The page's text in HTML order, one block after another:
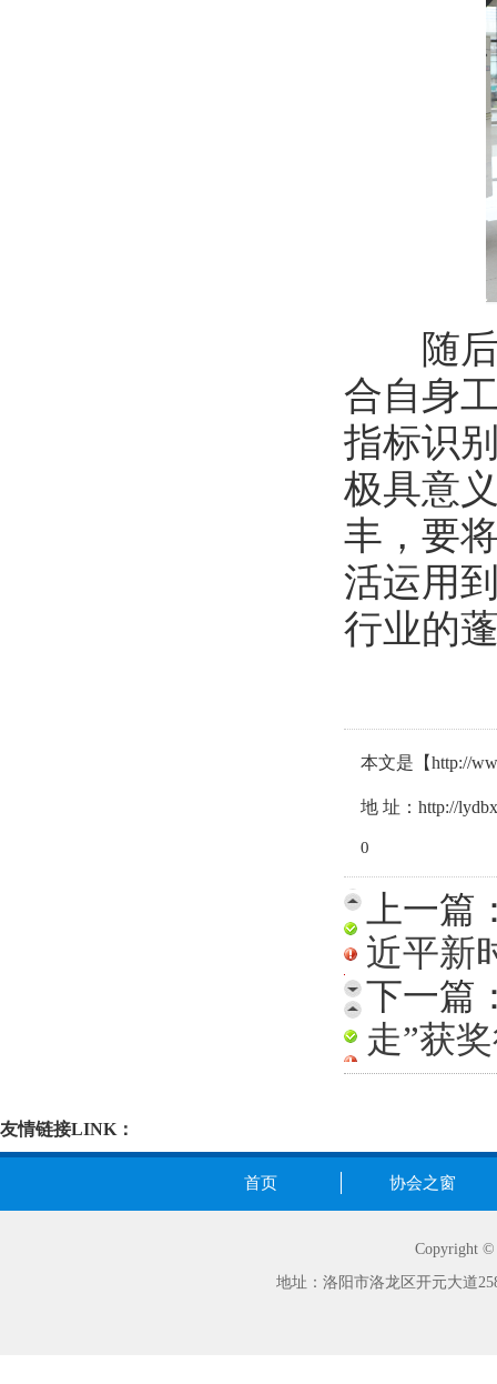
随后
合自身
指标识
极具意
丰，要
活运用
行业的
本文是【http://
地 址：http://
0
上一篇
近平新
下一篇
走”获
友情链接LINK：
首页 协会之窗
Copyright
地址：洛阳市洛龙区开元大道